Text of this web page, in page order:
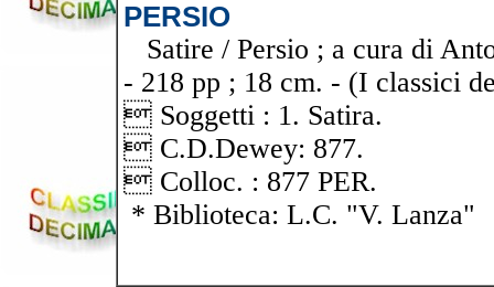
PERSIO
Satire / Persio ; a cura di
- 218 pp ; 18 cm. - (I classici
 Soggetti : 1. Satira.
 C.D.Dewey: 877.
 Colloc. : 877 PER.
* Biblioteca: L.C. "V. Lanza"